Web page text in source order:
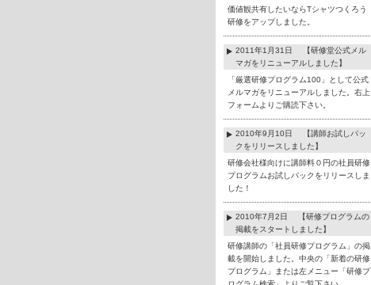
価値観共有したいならTシャツつくろう
研修をアップしました。
2011年1月31日 【研修堂公式メル
マガをリニューアルしました】
「厳選研修プログラム100」として公式
メルマガをリニューアルしました。右上
フォームよりご購読下さい。
2010年9月10日 【講師お試しパッ
クをリリースしました】
研修会社様向けに講師料０円の社員研修
プログラムお試しパックをリリースしま
した！
2010年7月2日 【研修プログラムの
掲載をスタートしました】
研修講師の「社員研修プログラム」の掲
載を開始しました。中央の「新着の研修
プログラム」または左メニュー「研修プ